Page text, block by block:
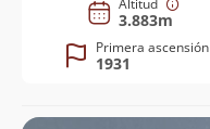
Altitud
3.883m
Primera ascensión
1931